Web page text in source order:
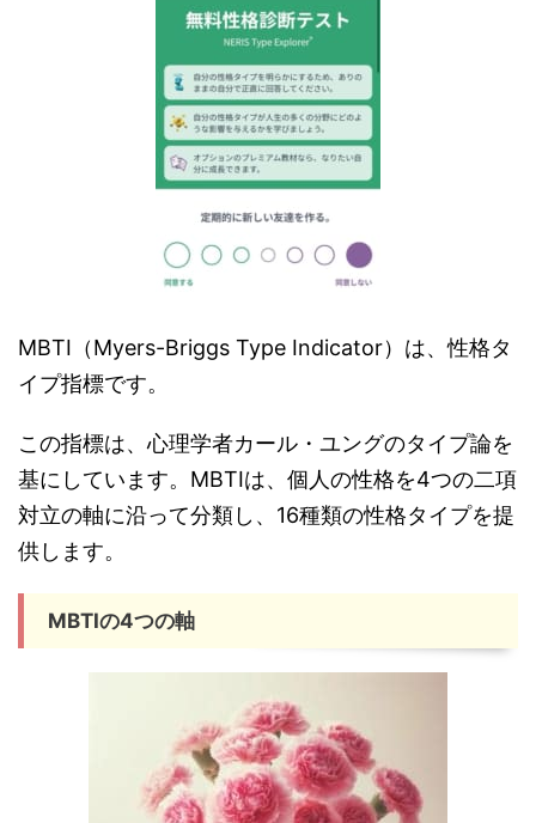
MBTI（Myers-Briggs Type Indicator）は、性格タ
イプ指標です。
この指標は、心理学者カール・ユングのタイプ論を
基にしています。MBTIは、個人の性格を4つの二項
対立の軸に沿って分類し、16種類の性格タイプを提
供します。
MBTIの4つの軸